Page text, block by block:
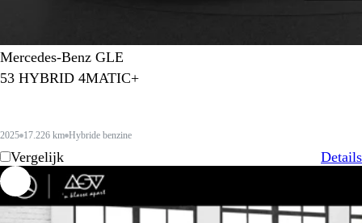
Mercedes-Benz GLE
53 HYBRID 4MATIC+
2025 17.226 km Hybride benzine
Vergelijk Details